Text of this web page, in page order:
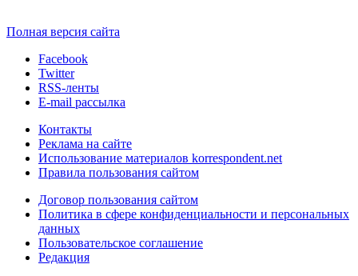
Полная версия сайта
Facebook
Twitter
RSS-ленты
E-mail рассылка
Контакты
Реклама на сайте
Использование материалов korrespondent.net
Правила пользования сайтом
Договор пользования сайтом
Политика в сфере конфиденциальности и персональных
данных
Пользовательское соглашение
Редакция